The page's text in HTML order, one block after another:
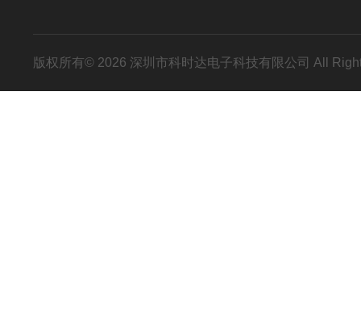
版权所有© 2026 深圳市科时达电子科技有限公司 All